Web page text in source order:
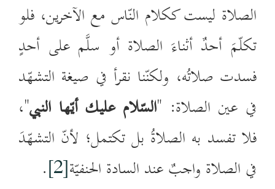
الصلاة ليست ككلام النّاس مع الآخرين، فلو
تكلّمَ أحدٌ أثناءَ الصلاة أو سلَّم على أحدٍ
فسدت صلاتُه، ولكنّنا نقرأ في صيغة التشهّد
في عين الصلاة: "السّلام عليك أيّها النبي"،
فلا تفسد به الصلاةُ بل تكتمل؛ لأنّ التشهّدَ
في الصلاة واجبٌ عند السادة الحنفيّة[2]
.